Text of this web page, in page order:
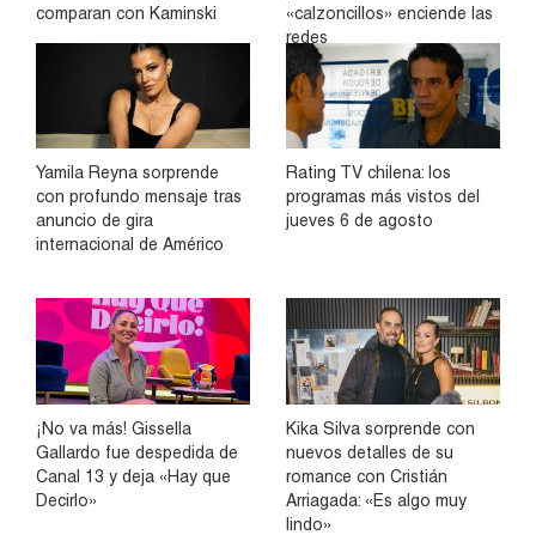
comparan con Kaminski
«calzoncillos» enciende las
redes
Yamila Reyna sorprende
con profundo mensaje tras
anuncio de gira
internacional de Américo
Rating TV chilena: los
programas más vistos del
jueves 6 de agosto
¡No va más! Gissella
Gallardo fue despedida de
Canal 13 y deja «Hay que
Decirlo»
Kika Silva sorprende con
nuevos detalles de su
romance con Cristián
Arriagada: «Es algo muy
lindo»